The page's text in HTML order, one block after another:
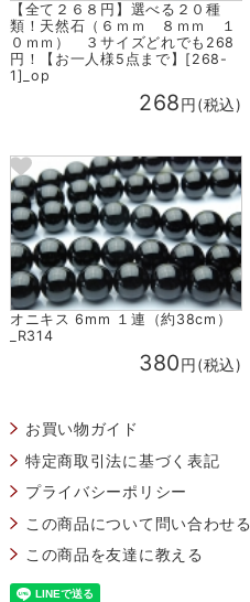
【全て２６８円】選べる２０種
類！天然石（６ｍｍ ８ｍｍ １
０ｍｍ） ３サイズどれでも268
円！【お一人様5点まで】[268-
1]_op
268円(税込)
オニキス 6mm １連（約38cm）
_R314
380円(税込)
お買い物ガイド
特定商取引法に基づく表記
プライバシーポリシー
この商品について問い合わせる
この商品を友達に教える